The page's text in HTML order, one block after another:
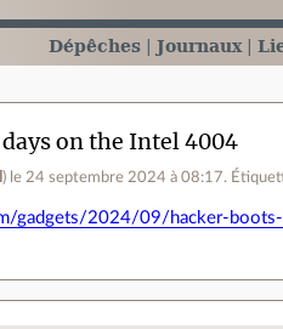
Dépêches Journaux
on the Intel 4004
) le 24 septembre 2024 à 08:17.
gadgets/2024/09/hacker-